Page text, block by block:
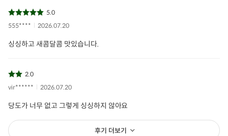
5.0
555****
2026.07.20
싱싱하고 새콤달콤 맛있습니다.
2.0
vir******
2026.07.20
당도가 너무 없고 그렇게 싱싱하지 않아요
후기 더보기